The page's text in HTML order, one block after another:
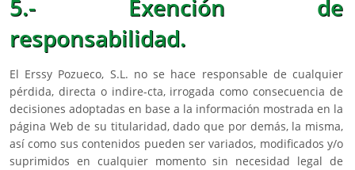
5.- Exención de
responsabilidad.
El Erssy Pozueco, S.L. no se hace responsable de cualquier
pérdida, directa o indire-cta, irrogada como consecuencia de
decisiones adoptadas en base a la información mostrada en la
página Web de su titularidad, dado que por demás, la misma,
así como sus contenidos pueden ser variados, modificados y/o
suprimidos en cualquier momento sin necesidad legal de